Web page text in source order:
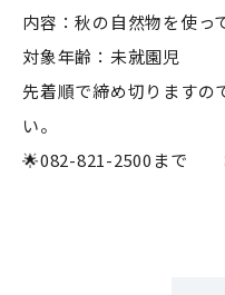
内容：秋の自然物を使っ
対象年齢：未就園児
先着順で締め切りますの
い。
🌟082-821-2500まで